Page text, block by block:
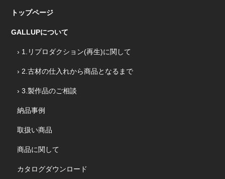
トップページ
GALLUPについて
› 1.リプロダクション(再生)に関して
› 2.古材の仕入れから商品となるまで
› 3.製作品のご相談
納品事例
取扱い商品
商品に関して
カタログダウンロード